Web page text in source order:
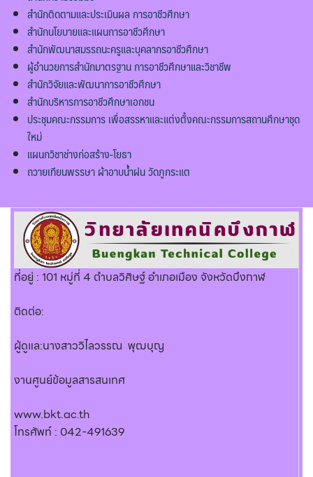
สำนักติดตามและประเมินผล การอาชีวศึกษา
สำนักนโยบายและแผนการอาชีวศึกษา
สำนักพัฒนาสมรรถนะครูและบุคลากรอาชีวศึกษา
ผู้อำนวยการสำนักมาตรฐาน การอาชีวศึกษาและวิชาชีพ
สำนักวิจัยและพัฒนาการอาชีวศึกษา
สำนักบริหารการอาชีวศึกษาเอกชน
ประชุมคณะกรรมการ เพื่อสรรหาและแต่งตั้งคณะกรรมการสถานศึกษาชุด
ใหม่
แผนกวิชาช่างก่อสร้าง-โยธา
ถวายเทียนพรรษา ผ้าอาบน้ำฝน วัดภูกระแต
ที่อยู่ : 101 หมู่ที่ 4 ตำบลวิศิษฐ์ อำเภอเมือง จังหวัดบึงกาฬ
ติดต่อ:
ผู้ดูแล:นางสาววิไลวรรณ พุฒบุญ
งานศูนย์ข้อมูลสารสนเทศ
www.bkt.ac.th
โทรศัพท์ : 042-491639